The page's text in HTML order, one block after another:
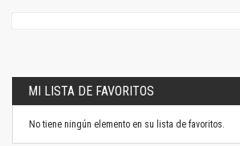
MI LISTA DE FAVORITOS
No tiene ningún elemento en su lista de favoritos.